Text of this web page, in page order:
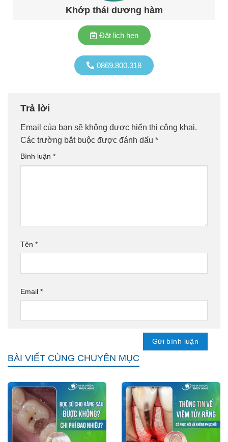
Khớp thái dương hàm
0869.800.318
Đặt lịch hẹn
Trả lời
Email của bạn sẽ không được hiển thị công khai.
Các trường bắt buộc được đánh dấu *
Bình luận *
Tên *
Email *
BÀI VIẾT CÙNG CHUYÊN MỤC